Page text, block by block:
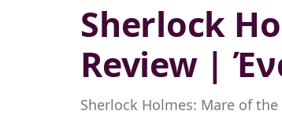
Sherlock
Review |
Sherlock Holmes: Mare of